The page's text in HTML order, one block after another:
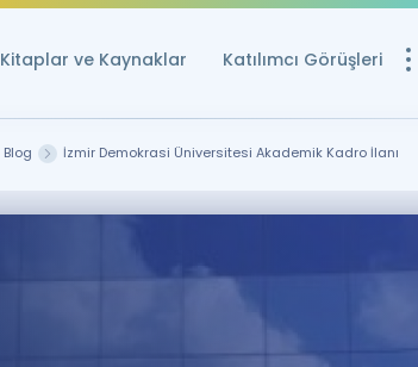
Kitaplar ve Kaynaklar Katılımcı Görüşleri
Ücretsiz
Puan
YDS ve YÖKDİL
Blog İzmir Demokrasi Üniversitesi Akademik Kadro İlanı